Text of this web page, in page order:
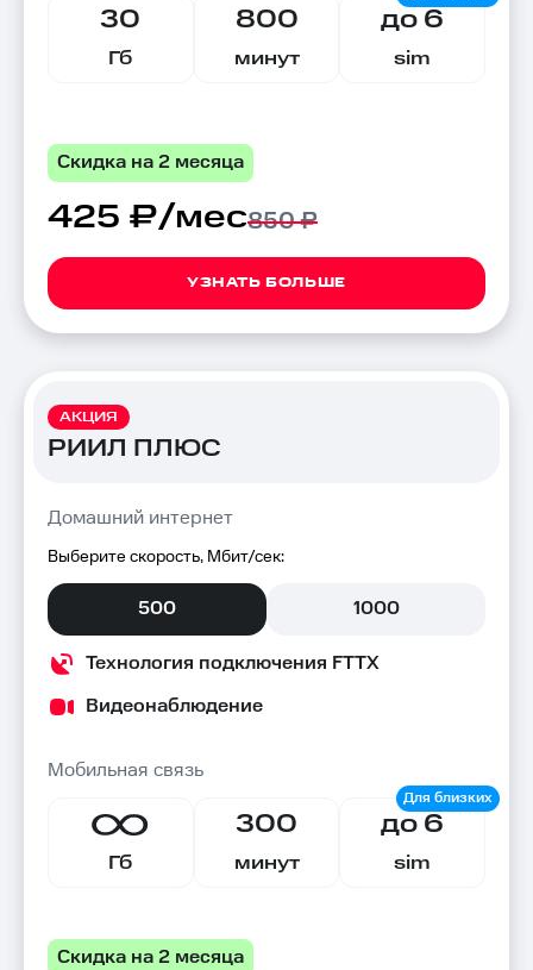
30
Гб
800
минут
до 6
sim
Скидка на 2 месяца
425 ₽/мес850 ₽
УЗНАТЬ БОЛЬШЕ
АКЦИЯ
РИИЛ ПЛЮС
Домашний интернет
Выберите скорость, Мбит/сек:
500 1000
Технология подключения FTTX
Видеонаблюдение
Мобильная связь
Гб
300
минут
до 6
sim
Скидка на 2 месяца